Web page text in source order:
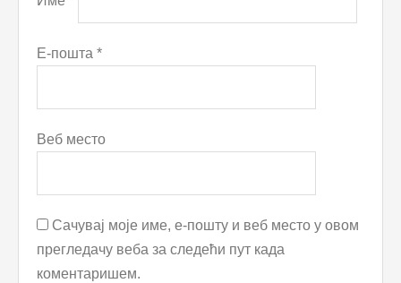
Е-пошта *
Веб место
Сачувај моје име, е-пошту и веб место у овом
прегледачу веба за следећи пут када
коментаришем.